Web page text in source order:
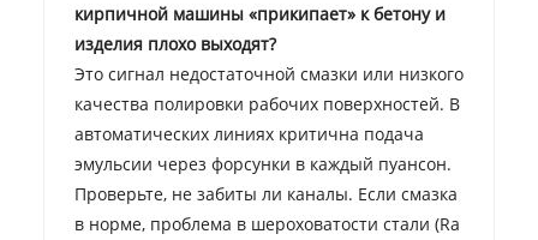
кирпичной машины «прикипает» к бетону и
изделия плохо выходят?
Это сигнал недостаточной смазки или низкого
качества полировки рабочих поверхностей. В
автоматических линиях критична подача
эмульсии через форсунки в каждый пуансон.
Проверьте, не забиты ли каналы. Если смазка
в норме, проблема в шероховатости стали (Ra